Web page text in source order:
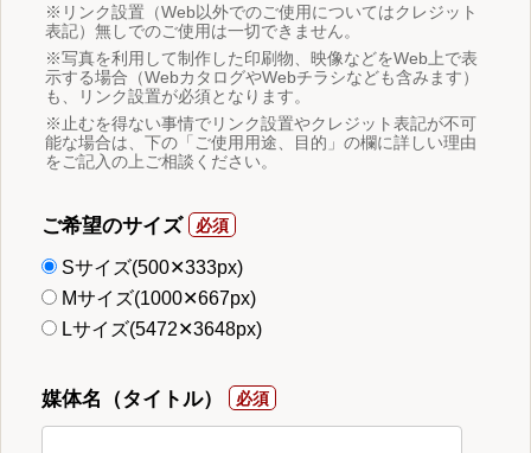
※リンク設置（Web以外でのご使用についてはクレジット
表記）無しでのご使用は一切できません。
※写真を利用して制作した印刷物、映像などをWeb上で表
示する場合（WebカタログやWebチラシなども含みます）
も、リンク設置が必須となります。
※止むを得ない事情でリンク設置やクレジット表記が不可
能な場合は、下の「ご使用用途、目的」の欄に詳しい理由
をご記入の上ご相談ください。
ご希望のサイズ
Sサイズ(500✕333px)
Mサイズ(1000✕667px)
Lサイズ(5472✕3648px)
媒体名（タイトル）